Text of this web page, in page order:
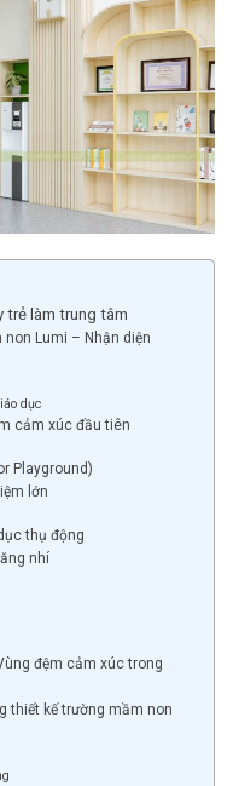
trẻ làm trung tâm
Lumi – Nhận diện
dục
cảm xúc đầu tiên
Playground)
lớn
thụ động
nhí
đệm cảm xúc trong
thiết kế trường mầm non